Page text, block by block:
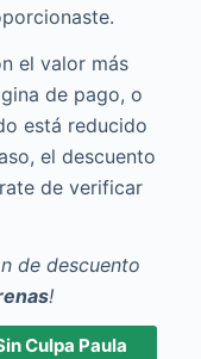
el valor más
de pago, o
está reducido
el descuento
de verificar
de descuento
!
Culpa Paula